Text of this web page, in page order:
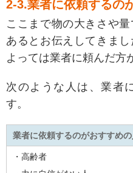
2-3.業者に依頼するの
ここまで物の大きさや
あるとお伝えしてきま
よっては業者に頼んだ方
次のような人は、業者
す。
業者に依頼するのがおすすめの
・高齢者